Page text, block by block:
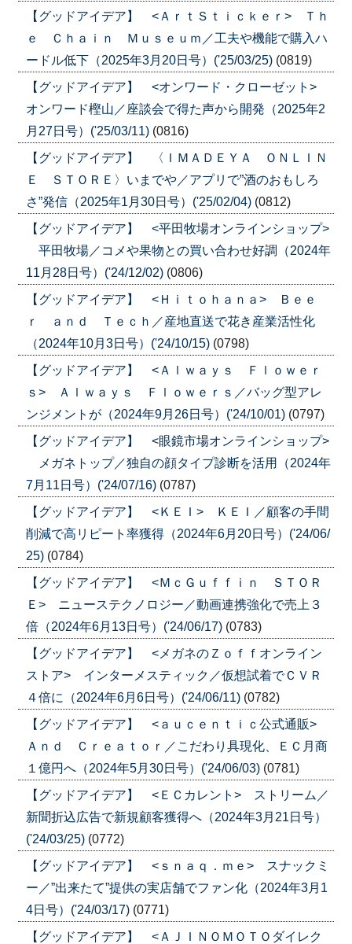
【グッドアイデア】 <ＡｒｔＳｔｉｃｋｅｒ> Ｔｈ
ｅ Ｃｈａｉｎ Ｍｕｓｅｕｍ／工夫や機能で購入ハ
ードル低下（2025年3月20日号）('25/03/25) (0819)
【グッドアイデア】 <オンワード・クローゼット>
オンワード樫山／座談会で得た声から開発（2025年2
月27日号）('25/03/11) (0816)
【グッドアイデア】 〈ＩＭＡＤＥＹＡ ＯＮＬＩＮ
Ｅ ＳＴＯＲＥ〉いまでや／アプリで”酒のおもしろ
さ”発信（2025年1月30日号）('25/02/04) (0812)
【グッドアイデア】 <平田牧場オンラインショップ>
平田牧場／コメや果物との買い合わせ好調（2024年
11月28日号）('24/12/02) (0806)
【グッドアイデア】 <Ｈｉｔｏｈａｎａ> Ｂｅｅ
ｒ ａｎｄ Ｔｅｃｈ／産地直送で花き産業活性化
（2024年10月3日号）('24/10/15) (0798)
【グッドアイデア】 <Ａｌｗａｙｓ Ｆｌｏｗｅｒ
ｓ> Ａｌｗａｙｓ Ｆｌｏｗｅｒｓ／バッグ型アレ
ンジメントが（2024年9月26日号）('24/10/01) (0797)
【グッドアイデア】 <眼鏡市場オンラインショップ>
メガネトップ／独自の顔タイプ診断を活用（2024年
7月11日号）('24/07/16) (0787)
【グッドアイデア】 <ＫＥＩ> ＫＥＩ／顧客の手間
削減で高リピート率獲得（2024年6月20日号）('24/06/
25) (0784)
【グッドアイデア】 <ＭｃＧｕｆｆｉｎ ＳＴＯＲ
Ｅ> ニューステクノロジー／動画連携強化で売上３
倍（2024年6月13日号）('24/06/17) (0783)
【グッドアイデア】 <メガネのＺｏｆｆオンライン
ストア> インターメスティック／仮想試着でＣＶＲ
４倍に（2024年6月6日号）('24/06/11) (0782)
【グッドアイデア】 <ａｕｃｅｎｔｉｃ公式通販>
Ａｎｄ Ｃｒｅａｔｏｒ／こだわり具現化、ＥＣ月商
１億円へ（2024年5月30日号）('24/06/03) (0781)
【グッドアイデア】 <ＥＣカレント> ストリーム／
新聞折込広告で新規顧客獲得へ（2024年3月21日号）
('24/03/25) (0772)
【グッドアイデア】 <ｓｎａｑ．ｍｅ> スナックミ
ー／”出来たて”提供の実店舗でファン化（2024年3月1
4日号）('24/03/17) (0771)
【グッドアイデア】 <ＡＪＩＮＯＭＯＴＯダイレク